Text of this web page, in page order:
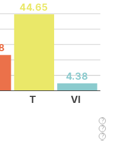
44.65
4.38
T Vl